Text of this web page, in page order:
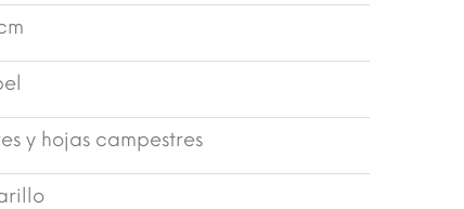
y hojas campestres